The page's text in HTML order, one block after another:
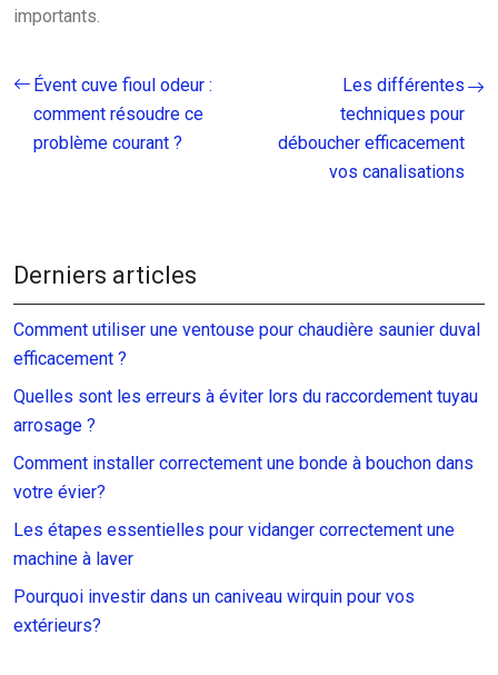
importants.
Évent cuve fioul odeur :
comment résoudre ce
problème courant ?
Les différentes
techniques pour
déboucher efficacement
vos canalisations
Derniers articles
Comment utiliser une ventouse pour chaudière saunier duval
efficacement ?
Quelles sont les erreurs à éviter lors du raccordement tuyau
arrosage ?
Comment installer correctement une bonde à bouchon dans
votre évier?
Les étapes essentielles pour vidanger correctement une
machine à laver
Pourquoi investir dans un caniveau wirquin pour vos
extérieurs?